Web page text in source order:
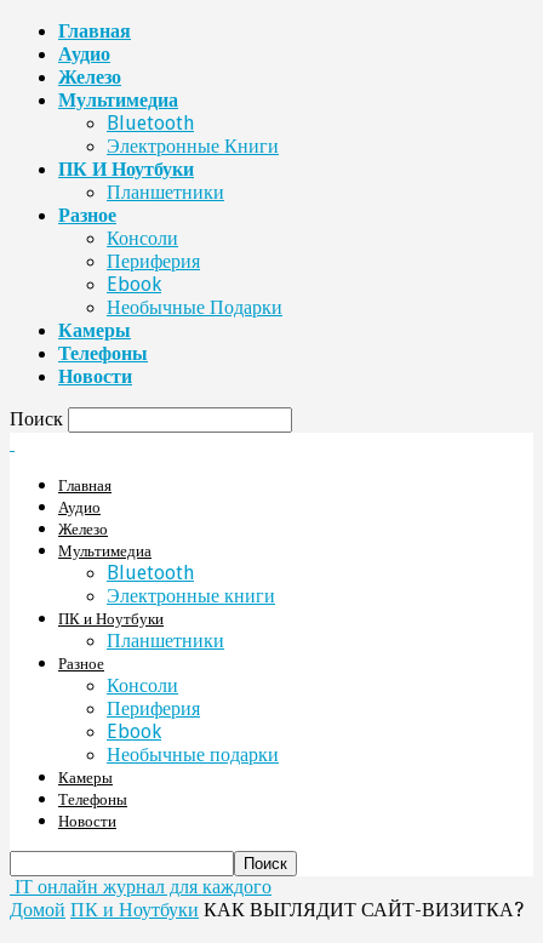
Главная
Аудио
Железо
Мультимедиа
Bluetooth
Электронные Книги
ПК И Ноутбуки
Планшетники
Разное
Консоли
Периферия
Ebook
Необычные Подарки
Камеры
Телефоны
Новости
Поиск
Главная
Аудио
Железо
Мультимедиа
Bluetooth
Электронные книги
ПК и Ноутбуки
Планшетники
Разное
Консоли
Периферия
Ebook
Необычные подарки
Камеры
Телефоны
Новости
IT онлайн журнал для каждого
Домой ПК и Ноутбуки КАК ВЫГЛЯДИТ САЙТ-ВИЗИТКА?